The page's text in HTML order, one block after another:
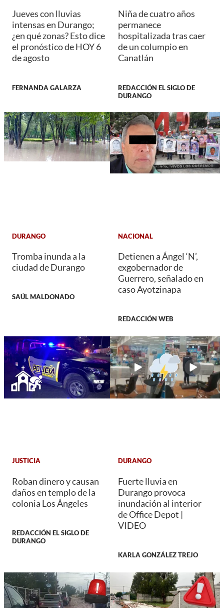
Jueves con lluvias
intensas en Durango;
¿en qué zonas? Esto dice
el pronóstico de HOY 6
de agosto
FERNANDA GALARZA
Niña de cuatro años
permanece
hospitalizada tras caer
de un columpio en
Canatlán
REDACCIÓN EL SIGLO DE
DURANGO
DURANGO
Tromba inunda a la
ciudad de Durango
SAÚL MALDONADO
NACIONAL
Detienen a Ángel ‘N’,
exgobernador de
Guerrero, señalado en
caso Ayotzinapa
REDACCIÓN WEB
JUSTICIA
Roban dinero y causan
daños en templo de la
colonia Los Ángeles
REDACCIÓN EL SIGLO DE
DURANGO
DURANGO
Fuerte lluvia en
Durango provoca
inundación al interior
de Office Depot |
VIDEO
KARLA GONZÁLEZ TREJO